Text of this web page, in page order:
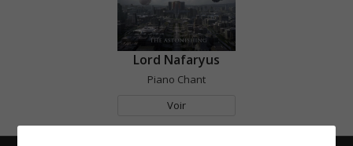
Lord Nafaryus
Piano Chant
Voir